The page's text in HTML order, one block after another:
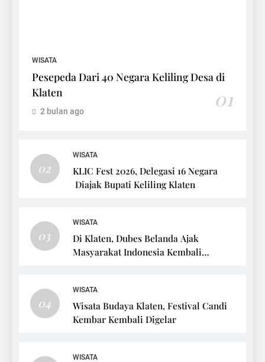
WISATA
Pesepeda Dari 40 Negara Keliling Desa di
Klaten
01
2 bulan ago
02
WISATA
KLIC Fest 2026, Delegasi 16 Negara
Diajak Bupati Keliling Klaten
03
WISATA
Di Klaten, Dubes Belanda Ajak
Masyarakat Indonesia Kembali
04
WISATA
Wisata Budaya Klaten, Festival Candi
Kembar Kembali Digelar
WISATA